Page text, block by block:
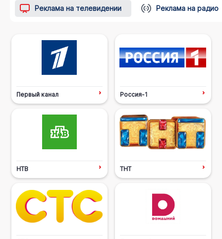
Реклама на телевидении Реклама на радио
Первый канал Россия-1
НТВ ТНТ